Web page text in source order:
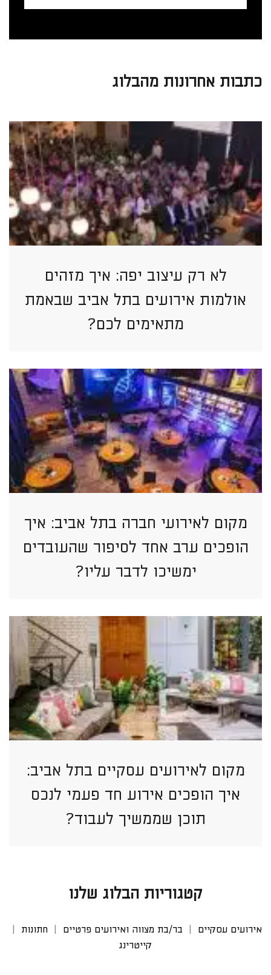
כתבות אחרונות מהבלוג
לא רק עיצוב יפה: איך מזהים
אולמות אירועים בתל אביב שבאמת
מתאימים לכם?
מקום לאירועי חברה בתל אביב: איך
הופכים ערב אחד לסיפור שהעובדים
ימשיכו לדבר עליו?
מקום לאירועים עסקיים בתל אביב:
איך הופכים אירוע חד פעמי לנכס
תוכן שממשיך לעבוד?
קטגוריות הבלוג שלנו
אירועים עסקיים בר/בת מצווה ואירועים פרטיים
חתונות
קייטרינג